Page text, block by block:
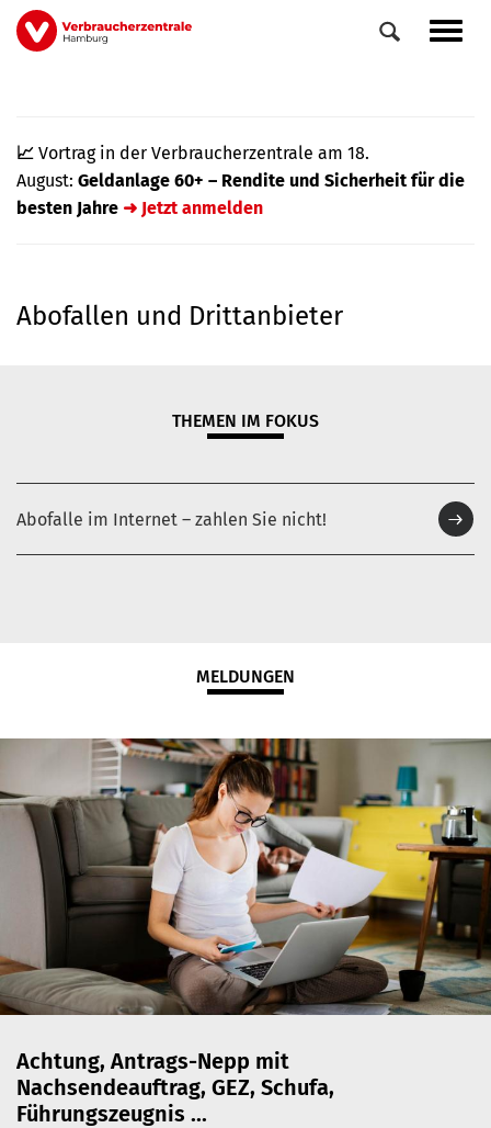
Direkt
zum
📈 Vortrag in der Verbraucherzentrale am 18.
August: Geldanlage 60+ – Rendite und Sicherheit für die
besten Jahre ➜ Jetzt anmelden
Veranstaltungen
0
Abofallen und Drittanbieter
THEMEN IM FOKUS
Abofalle im Internet – zahlen Sie nicht!
MELDUNGEN
Achtung, Antrags-Nepp mit
Nachsendeauftrag, GEZ, Schufa,
Führungszeugnis ...